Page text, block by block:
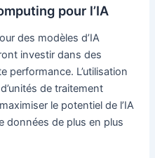
pour l’IA
des modèles d’IA
investir dans des
performance. L’utilisation
de traitement
le potentiel de l’IA
données de plus en plus